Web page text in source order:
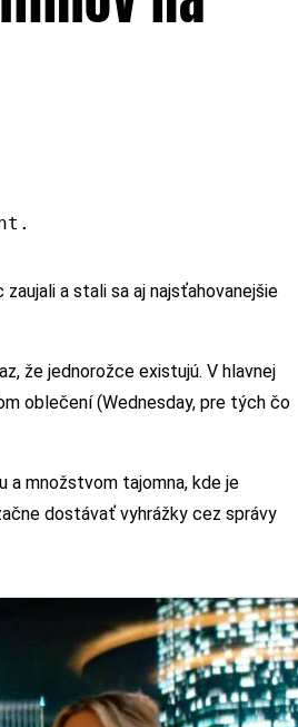
a stali sa aj najsťahovanejšie
že jednorožce existujú. V hlavnej
oblečení (Wednesday, pre tých čo
a množstvom tajomna, kde je
dostávať vyhrážky cez správy